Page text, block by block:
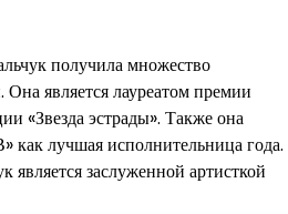
получила множество
является лауреатом премии
«Звезда эстрады». Также она
лучшая исполнительница года.
заслуженной артисткой